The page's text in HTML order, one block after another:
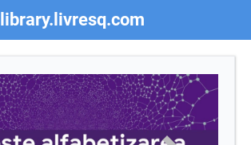
library.livresq.com